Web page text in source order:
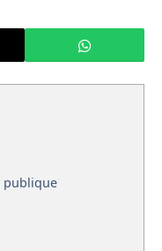
publique